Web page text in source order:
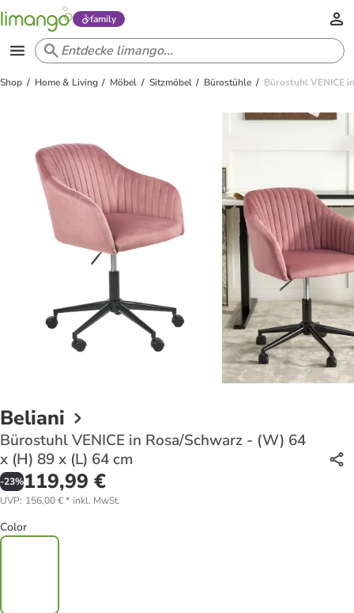
family
Shop Home & Living Möbel Sitzmöbel Bürostühle Bürostuhl VENICE
Beliani
Bürostuhl VENICE in Rosa/Schwarz - (W) 64
x (H) 89 x (L) 64 cm
-23%119,99 €
UVP: 156,00 €* inkl. MwSt.
Color